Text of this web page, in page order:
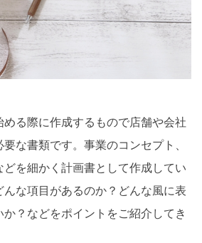
る際に作成するもので店舗や会社
な書類です。 事業のコンセプト、
どを細かく計画書として作成してい
んな項目があるのか？どんな風に表
？などをポイントをご紹介してき